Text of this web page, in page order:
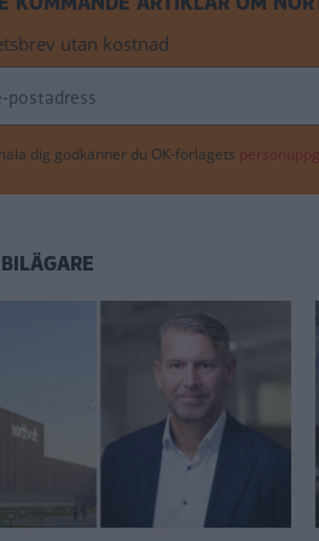
utan kostnad
dig godkänner du OK-förlagets